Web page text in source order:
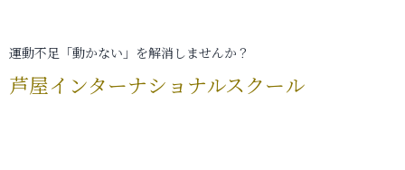
運動不足「動かない」を解消しませんか？
芦屋インターナショナルスクール